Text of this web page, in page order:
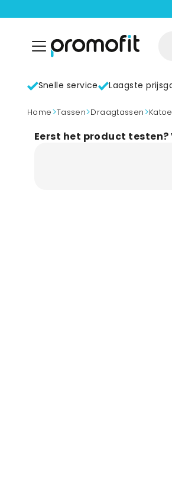
Snelle service Laagste
home> Tassen> Draagtassen>
Eerst het product